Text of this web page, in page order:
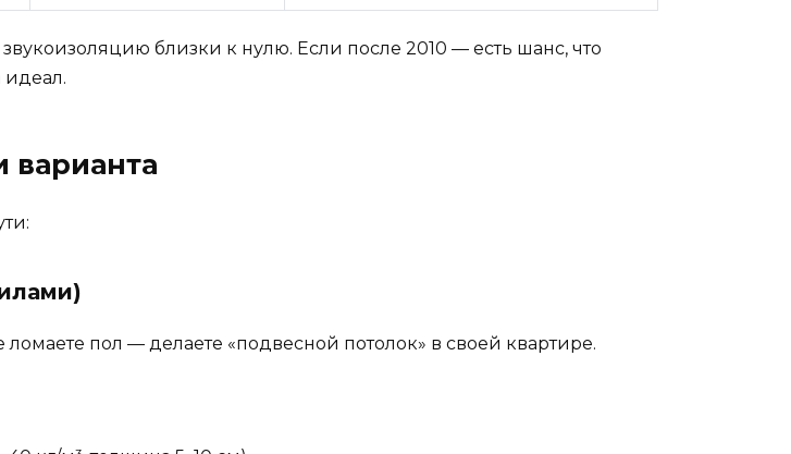
близки к нулю. Если после 2010 — есть шанс, что
идеал.
варианта
пол — делаете «подвесной потолок» в своей квартире.